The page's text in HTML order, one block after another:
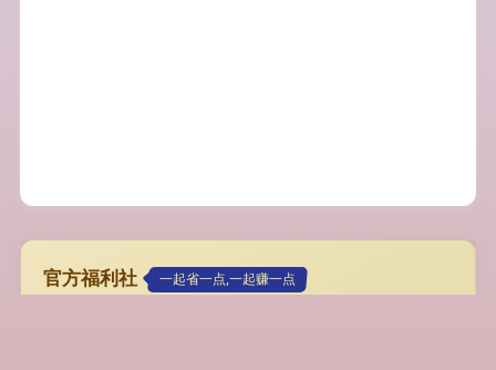
官方福利社 一起省一点,一起赚一点